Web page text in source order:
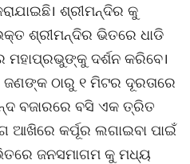
ଶ୍ରୀମନ୍ଦିର କୁ
ଶ୍ରୀମନ୍ଦିର ଭିତରେ ଧାଡି
ଦର୍ଶନ କରିବେ।
ଠାରୁ ୧ ମିଟର ଦୂରତାରେ
ବଜାରରେ ବସି ଏକ ତ୍ରିତ
ଆଖିରେ କର୍ପୂର ଲଗାଇବା ପାଇଁ
ଜନସମାଗମ କୁ ମଧ୍ୟ